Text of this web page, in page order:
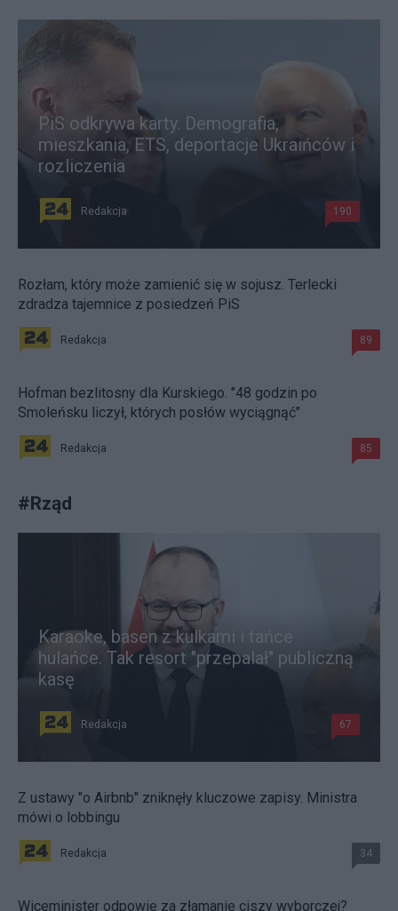
PiS odkrywa karty. Demografia,
mieszkania, ETS, deportacje Ukraińców i
rozliczenia
Redakcja 190
Rozłam, który może zamienić się w sojusz. Terlecki
zdradza tajemnice z posiedzeń PiS
Redakcja 89
Hofman bezlitosny dla Kurskiego. "48 godzin po
Smoleńsku liczył, których posłów wyciągnąć"
Redakcja 85
#Rząd
Karaoke, basen z kulkami i tańce
hulańce. Tak resort "przepalał" publiczną
kasę
Redakcja 67
Z ustawy "o Airbnb" zniknęły kluczowe zapisy. Ministra
mówi o lobbingu
Redakcja 34
Wiceminister odpowie za złamanie ciszy wyborczej?